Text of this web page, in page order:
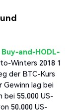
Buy-and-HODL-
Winters 2018 1
der BTC-Kurs
Gewinn lag bei
bei 55.000 US-
50.000 US-